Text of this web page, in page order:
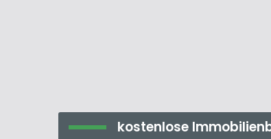
kostenlose